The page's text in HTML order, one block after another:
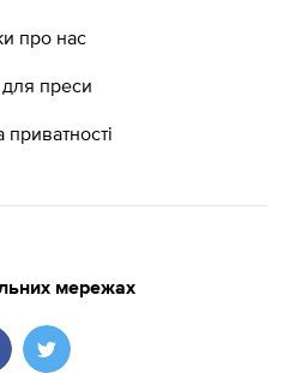
про нас
для преси
приватності
мережах